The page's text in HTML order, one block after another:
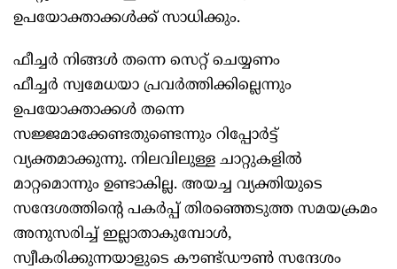
ഉപയോക്താക്കൾക്ക് സാധിക്കും.
ഫീച്ചര്‍ നിങ്ങള്‍ തന്നെ സെറ്റ് ചെയ്യണം
ഫീച്ചർ സ്വമേധയാ പ്രവർത്തിക്കില്ലെന്നും
ഉപയോക്താക്കൾ തന്നെ
സജ്ജമാക്കേണ്ടതുണ്ടെന്നും റിപ്പോർട്ട്
വ്യക്തമാക്കുന്നു. നിലവിലുള്ള ചാറ്റുകളിൽ
മാറ്റമൊന്നും ഉണ്ടാകില്ല. അയച്ച വ്യക്തിയുടെ
സന്ദേശത്തിന്‍റെ പകർപ്പ് തിരഞ്ഞെടുത്ത സമയക്രമം
അനുസരിച്ച് ഇല്ലാതാകുമ്പോൾ,
സ്വീകരിക്കുന്നയാളുടെ കൗണ്ട്ഡൗൺ സന്ദേശം